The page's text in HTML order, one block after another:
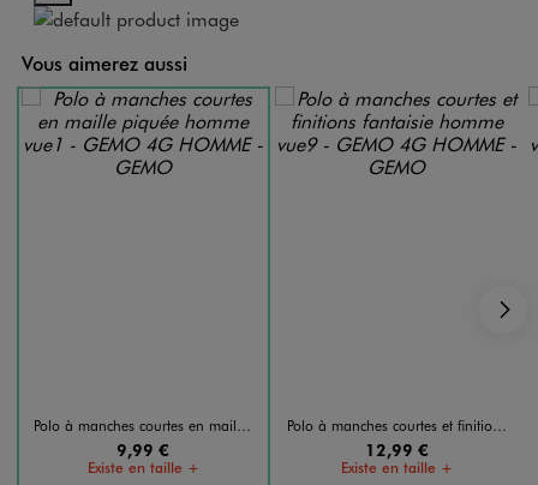
Vous aimerez aussi
Polo à manches courtes en maille piquée homme
9,99 €
Existe en taille +
Polo à manches courtes et finitions fantaisie homme
12,99 €
Existe en taille +